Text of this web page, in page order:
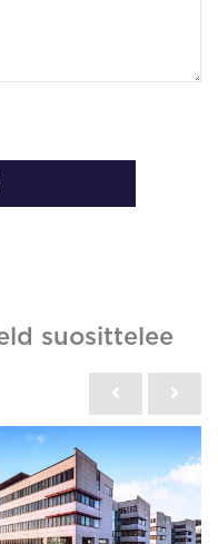
suosittelee